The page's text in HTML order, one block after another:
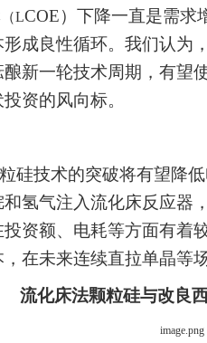
LCOE）下降一直是需求
成良性循环。我们认为
新一轮技术周期，有望
资的风向标。
硅技术的突破将有望降
氢气注入流化床反应器
资额、电耗等方面有着
在未来连续直拉单晶等
流化床法颗粒硅与改良